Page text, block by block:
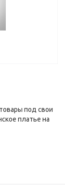
под свои
платье на